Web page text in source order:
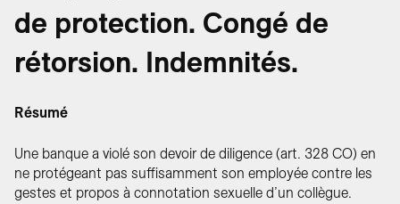
de protection. Congé de
rétorsion. Indemnités.
Résumé
Une banque a violé son devoir de diligence (art. 328 CO) en
ne protégeant pas suffisamment son employée contre les
gestes et propos à connotation sexuelle d’un collègue.